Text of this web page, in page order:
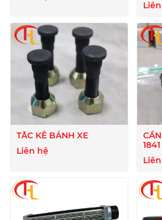
TẮC KÊ BÁNH XE
Liên hệ
1841